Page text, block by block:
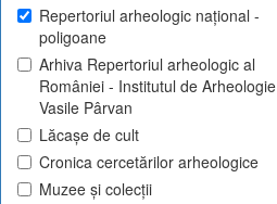
Repertoriul arheologic național -
poligoane
Arhiva Repertoriul arheologic al
României - Institutul de Arheologie
Vasile Pârvan
Lăcașe de cult
Cronica cercetărilor arheologice
Muzee și colecții